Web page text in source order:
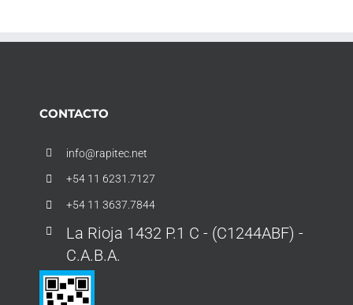
CONTACTO
info@rapitec.net
+54 11 6231.7127
+54 11 3637.7844
La Rioja 1432 P.1 C - (C1244ABF) -
C.A.B.A.